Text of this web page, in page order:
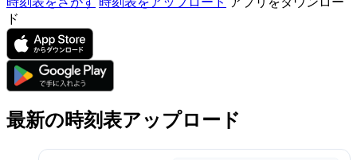
ド
最新の時刻表アップロード